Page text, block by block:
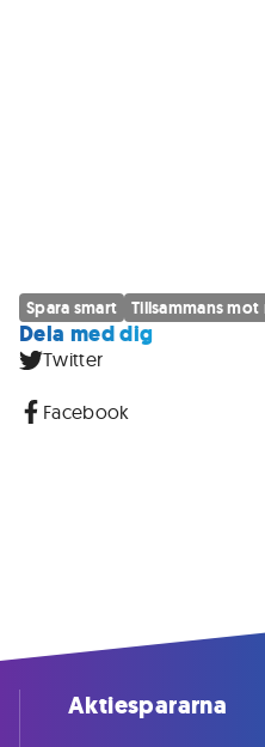
Spara smart Tillsammans
Dela med dig
Twitter
Facebook
Aktiespararna